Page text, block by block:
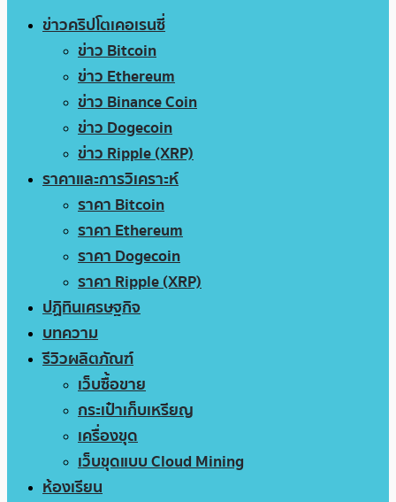
ข่าวคริปโตเคอเรนซี่
ข่าว Bitcoin
ข่าว Ethereum
ข่าว Binance Coin
ข่าว Dogecoin
ข่าว Ripple (XRP)
ราคาและการวิเคราะห์
ราคา Bitcoin
ราคา Ethereum
ราคา Dogecoin
ราคา Ripple (XRP)
ปฏิทินเศรษฐกิจ
บทความ
รีวิวผลิตภัณฑ์
เว็บซื้อขาย
กระเป๋าเก็บเหรียญ
เครื่องขุด
เว็บขุดแบบ Cloud Mining
ห้องเรียน